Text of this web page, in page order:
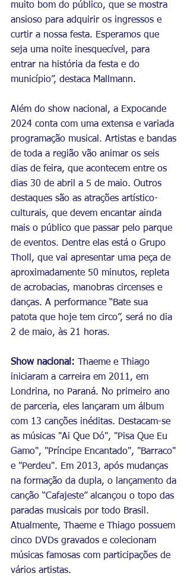
muito bom do público, que se mostra
ansioso para adquirir os ingressos e
curtir a nossa festa. Esperamos que
seja uma noite inesquecível, para
entrar na história da festa e do
município”, destaca Mallmann.
Além do show nacional, a Expocande
2024 conta com uma extensa e variada
programação musical. Artistas e bandas
de toda a região vão animar os seis
dias de feira, que acontecem entre os
dias 30 de abril a 5 de maio. Outros
destaques são as atrações artístico-
culturais, que devem encantar ainda
mais o público que passar pelo parque
de eventos. Dentre elas está o Grupo
Tholl, que vai apresentar uma peça de
aproximadamente 50 minutos, repleta
de acrobacias, manobras circenses e
danças. A performance “Bate sua
patota que hoje tem circo”, será no dia
2 de maio, às 21 horas.
Show nacional:
Thaeme e Thiago
iniciaram a carreira em 2011, em
Londrina, no Paraná. No primeiro ano
de parceria, eles lançaram um álbum
com 13 canções inéditas. Destacam-se
as músicas "Ai Que Dó", "Pisa Que Eu
Gamo", "Príncipe Encantado", "Barraco"
e "Perdeu". Em 2013, após mudanças
na formação da dupla, o lançamento da
canção “Cafajeste” alcançou o topo das
paradas musicais por todo Brasil.
Atualmente, Thaeme e Thiago possuem
cinco DVDs gravados e colecionam
músicas famosas com participações de
vários artistas.